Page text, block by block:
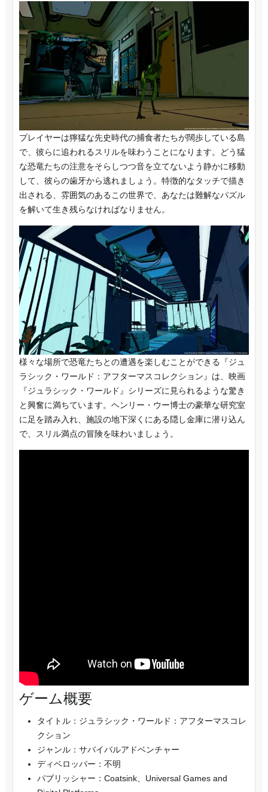
プレイヤーは獰猛な先史時代の捕食者たちが闊歩している島
で、彼らに追われるスリルを味わうことになります。どう猛
な恐竜たちの注意をそらしつつ音を立てないよう静かに移動
して、彼らの歯牙から逃れましょう。特徴的なタッチで描き
出される、雰囲気のあるこの世界で、あなたは難解なパズル
を解いて生き残らなければなりません。
様々な場所で恐竜たちとの遭遇を楽しむことができる『ジュ
ラシック・ワールド：アフターマスコレクション』は、映画
『ジュラシック・ワールド』シリーズに見られるような驚き
と興奮に満ちています。ヘンリー・ウー博士の豪華な研究室
に足を踏み入れ、施設の地下深くにある隠し金庫に潜り込ん
で、スリル満点の冒険を味わいましょう。
ゲーム概要
タイトル：ジュラシック・ワールド：アフターマスコレ
クション
ジャンル：サバイバルアドベンチャー
ディベロッパー：不明
パブリッシャー：Coatsink、Universal Games and